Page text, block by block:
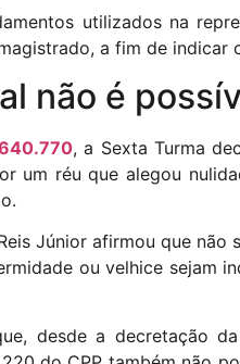
utilizados na
a fim de
não é
, a Sexta Turma
um réu que alegou
Júnior afirmou que não
ou velhice sejam
desde a decretação